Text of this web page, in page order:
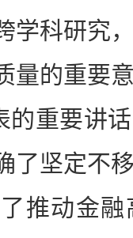
学科研究
量的重要
的重要讲
了坚定不
推动金